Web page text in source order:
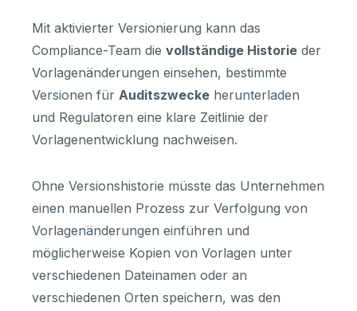
Mit aktivierter Versionierung kann das
Compliance-Team die vollständige Historie der
Vorlagenänderungen einsehen, bestimmte
Versionen für Auditszwecke herunterladen
und Regulatoren eine klare Zeitlinie der
Vorlagenentwicklung nachweisen.
Ohne Versionshistorie müsste das Unternehmen
einen manuellen Prozess zur Verfolgung von
Vorlagenänderungen einführen und
möglicherweise Kopien von Vorlagen unter
verschiedenen Dateinamen oder an
verschiedenen Orten speichern, was den